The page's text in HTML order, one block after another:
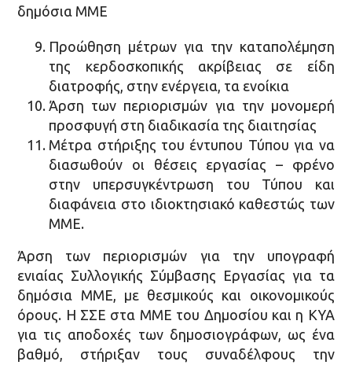
δημόσια ΜΜΕ
Προώθηση μέτρων για την καταπολέμηση
της κερδοσκοπικής ακρίβειας σε είδη
διατροφής, στην ενέργεια, τα ενοίκια
Άρση των περιορισμών για την μονομερή
προσφυγή στη διαδικασία της διαιτησίας
Μέτρα στήριξης του έντυπου Τύπου για να
διασωθούν οι θέσεις εργασίας – φρένο
στην υπερσυγκέντρωση του Τύπου και
διαφάνεια στο ιδιοκτησιακό καθεστώς των
ΜΜΕ.
Άρση των περιορισμών για την υπογραφή
ενιαίας Συλλογικής Σύμβασης Εργασίας για τα
δημόσια ΜΜΕ, με θεσμικούς και οικονομικούς
όρους. Η ΣΣΕ στα ΜΜΕ του Δημοσίου και η ΚΥΑ
για τις αποδοχές των δημοσιογράφων, ως ένα
βαθμό, στήριξαν τους συναδέλφους την